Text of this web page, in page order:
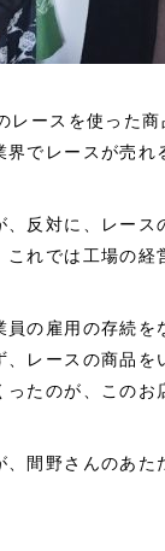
レースを使った
でレースが売れ
反対に、レー
れでは工場の経
の雇用の存続
レースの商品
たのが、このお
間野さんのあ